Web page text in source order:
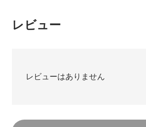
レビュー
レビューはありません